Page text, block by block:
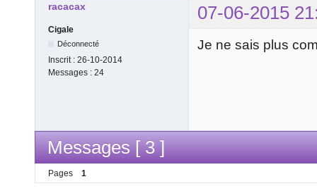
racacax 07-06-2015
Cigale
Déconnecté
Inscrit : 26-10-2014
Messages : 24
Je ne sais plus
Messages [ 3 ]
Pages 1